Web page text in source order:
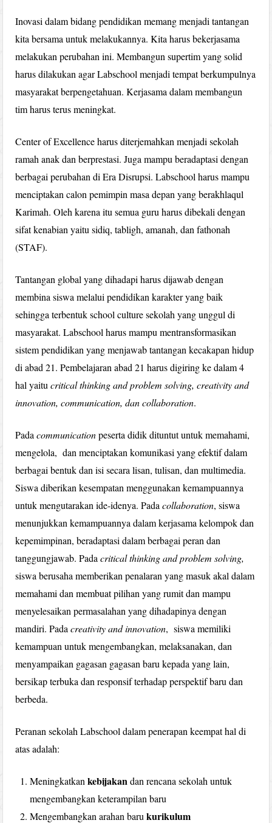
Inovasi dalam bidang pendidikan memang menjadi tantangan
kita bersama untuk melakukannya. Kita harus bekerjasama
melakukan perubahan ini. Membangun supertim yang solid
harus dilakukan agar Labschool menjadi tempat berkumpulnya
masyarakat berpengetahuan. Kerjasama dalam membangun
tim harus terus meningkat.
Center of Excellence harus diterjemahkan menjadi sekolah
ramah anak dan berprestasi. Juga mampu beradaptasi dengan
berbagai perubahan di Era Disrupsi. Labschool harus mampu
menciptakan calon pemimpin masa depan yang berakhlaqul
Karimah. Oleh karena itu semua guru harus dibekali dengan
sifat kenabian yaitu sidiq, tabligh, amanah, dan fathonah
(STAF).
Tantangan global yang dihadapi harus dijawab dengan
membina siswa melalui pendidikan karakter yang baik
sehingga terbentuk school culture sekolah yang unggul di
masyarakat. Labschool harus mampu mentransformasikan
sistem pendidikan yang menjawab tantangan kecakapan hidup
di abad 21. Pembelajaran abad 21 harus digiring ke dalam 4
hal yaitucritical thinking and problem solving, creativity and
innovation, communication, dan collaboration.
Padacommunicationpeserta didik dituntut untuk memahami,
mengelola, dan menciptakan komunikasi yang efektif dalam
berbagai bentuk dan isi secara lisan, tulisan, dan multimedia.
Siswa diberikan kesempatan menggunakan kemampuannya
untuk mengutarakan ide-idenya. Padacollaboration, siswa
menunjukkan kemampuannya dalam kerjasama kelompok dan
kepemimpinan, beradaptasi dalam berbagai peran dan
tanggungjawab. Padacritical thinking and problem solving,
siswa berusaha memberikan penalaran yang masuk akal dalam
memahami dan membuat pilihan yang rumit dan mampu
menyelesaikan permasalahan yang dihadapinya dengan
mandiri. Padacreativity and innovation, siswa memiliki
kemampuan untuk mengembangkan, melaksanakan, dan
menyampaikan gagasan gagasan baru kepada yang lain,
bersikap terbuka dan responsif terhadap perspektif baru dan
berbeda.
Peranan sekolah Labschool dalam penerapan keempat hal di
atas adalah:
Meningkatkankebijakan dan rencana sekolah untuk
mengembangkan keterampilan baru
Mengembangkan arahan barukurikulum